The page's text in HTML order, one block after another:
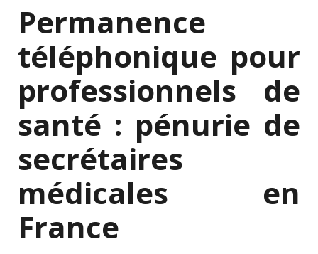
Permanence
téléphonique pour
professionnels de
santé : pénurie de
secrétaires
médicales en
France